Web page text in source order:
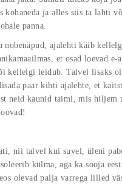
kohaneda ja alles siis ta lahti
panna.
ajalehti käib
et osad loevad e-
kellelgi leidub. Talvel lisaks
paar kihti ajalehte, et
neid kaunid taimi, mis hiljem
nii talvel kui suvel, üleni
külma, aga ka sooja
olevad palja varrega lilled